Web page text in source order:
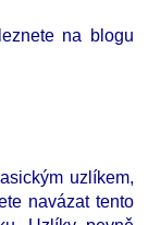
na blogu
uzlíkem,
navázat tento